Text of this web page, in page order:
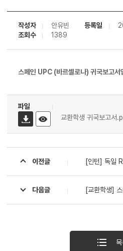
작성자 안유빈 등록일
조회수
1389
스페인 UPC (바르셀로나) 귀국보고서
파일
교환학생 귀국보고서
이전글 [인턴] 독일
다음글 [교환학생] 스위